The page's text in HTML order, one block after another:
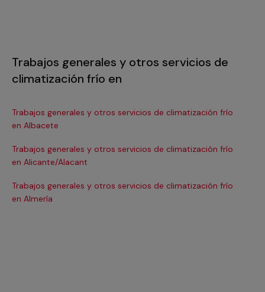
Trabajos generales y otros servicios de
climatización frío en
Trabajos generales y otros servicios de climatización frío
en Albacete
Trabajos generales y otros servicios de climatización frío
en Alicante/Alacant
Trabajos generales y otros servicios de climatización frío
en Almería